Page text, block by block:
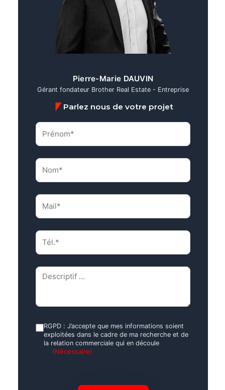
Pierre-Marie DAUVIN
Gérant fondateur Brother Real Estate - Entreprise
Parlez nous de votre projet
Prénom*
(Nécessaire)
Nom*
(Nécessaire)
Mail*
(Nécessaire)
Tél.*
(Nécessaire)
Descriptif
(Nécessaire)
RGPD
(Nécessaire)
RGPD : J’accepte que mes informations soient
exploitées dans le cadre de ma recherche et de
la relation commerciale qui en découle
(Nécessaire)